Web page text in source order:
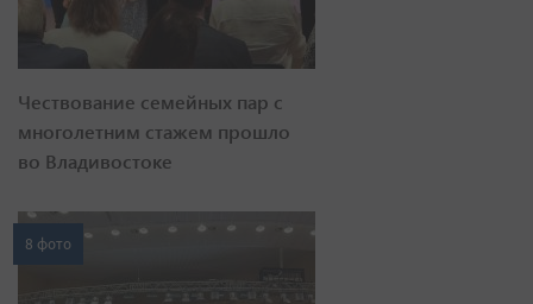
Чествование семейных пар с
многолетним стажем прошло
во Владивостоке
8 фото